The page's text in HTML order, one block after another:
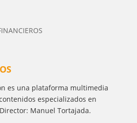
es una plataforma multimedia
especializados en
Manuel Tortajada.